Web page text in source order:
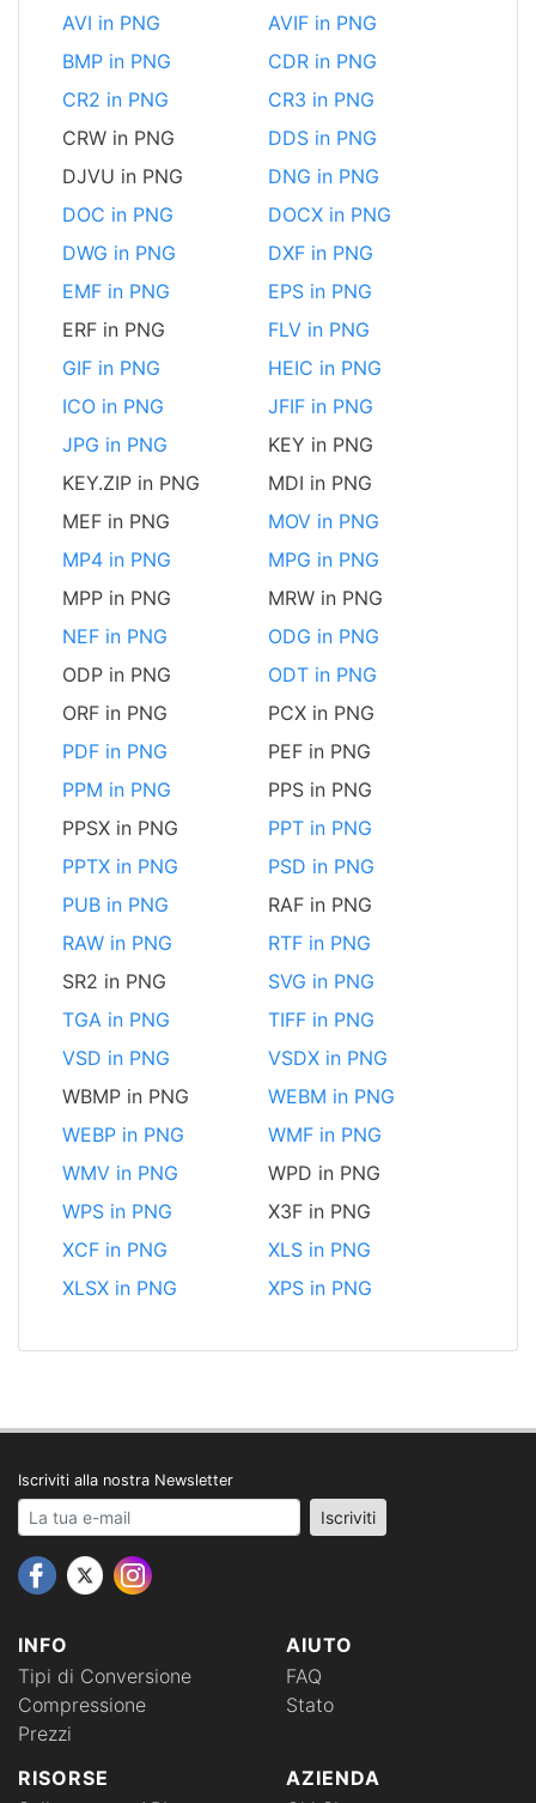
AVI in PNG
AVIF in PNG
BMP in PNG
CDR in PNG
CR2 in PNG
CR3 in PNG
CRW in PNG
DDS in PNG
DJVU in PNG
DNG in PNG
DOC in PNG
DOCX in PNG
DWG in PNG
DXF in PNG
EMF in PNG
EPS in PNG
ERF in PNG
FLV in PNG
GIF in PNG
HEIC in PNG
ICO in PNG
JFIF in PNG
JPG in PNG
KEY in PNG
KEY.ZIP in PNG
MDI in PNG
MEF in PNG
MOV in PNG
MP4 in PNG
MPG in PNG
MPP in PNG
MRW in PNG
NEF in PNG
ODG in PNG
ODP in PNG
ODT in PNG
ORF in PNG
PCX in PNG
PDF in PNG
PEF in PNG
PPM in PNG
PPS in PNG
PPSX in PNG
PPT in PNG
PPTX in PNG
PSD in PNG
PUB in PNG
RAF in PNG
RAW in PNG
RTF in PNG
SR2 in PNG
SVG in PNG
TGA in PNG
TIFF in PNG
VSD in PNG
VSDX in PNG
WBMP in PNG
WEBM in PNG
WEBP in PNG
WMF in PNG
WMV in PNG
WPD in PNG
WPS in PNG
X3F in PNG
XCF in PNG
XLS in PNG
XLSX in PNG
XPS in PNG
INFO
Tipi di Conversione
Compressione
Prezzi
AIUTO
FAQ
Stato
RISORSE
AZIENDA
Iscriviti alla nostra Newsletter
Your email address Iscriviti